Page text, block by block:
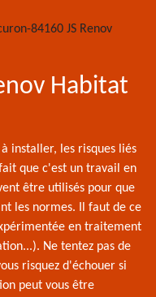
Habitat
installer, les risques liés
que c'est un travail en
être utilisés pour que
les normes. Il faut de ce
en traitement
Ne tentez pas de
risquez d'échouer si
peut vous être